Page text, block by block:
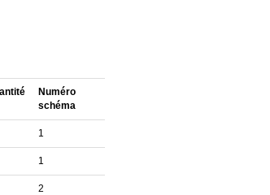
Numéro
schéma
1
1
2